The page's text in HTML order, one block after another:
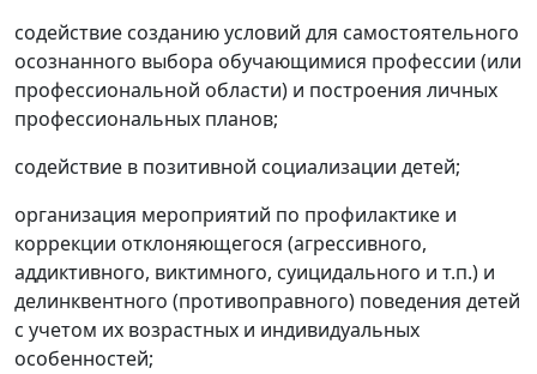
содействие созданию условий для самостоятельного
осознанного выбора обучающимися профессии (или
профессиональной области) и построения личных
профессиональных планов;
содействие в позитивной социализации детей;
организация мероприятий по профилактике и
коррекции отклоняющегося (агрессивного,
аддиктивного, виктимного, суицидального и т.п.) и
делинквентного (противоправного) поведения детей
с учетом их возрастных и индивидуальных
особенностей;